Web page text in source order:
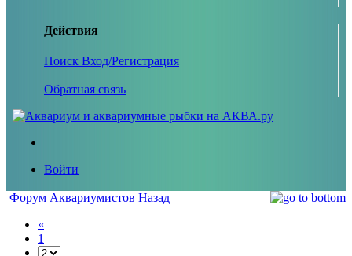
Действия
Поиск Вход/Регистрация
Обратная связь
Войти
Форум Аквариумистов Назад
«
1